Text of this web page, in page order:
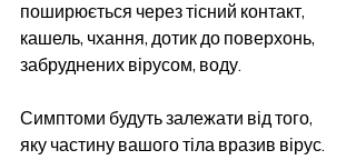
поширюється через тісний контакт,
кашель, чхання, дотик до поверхонь,
забруднених вірусом, воду.
Симптоми будуть залежати від того,
яку частину вашого тіла вразив вірус.